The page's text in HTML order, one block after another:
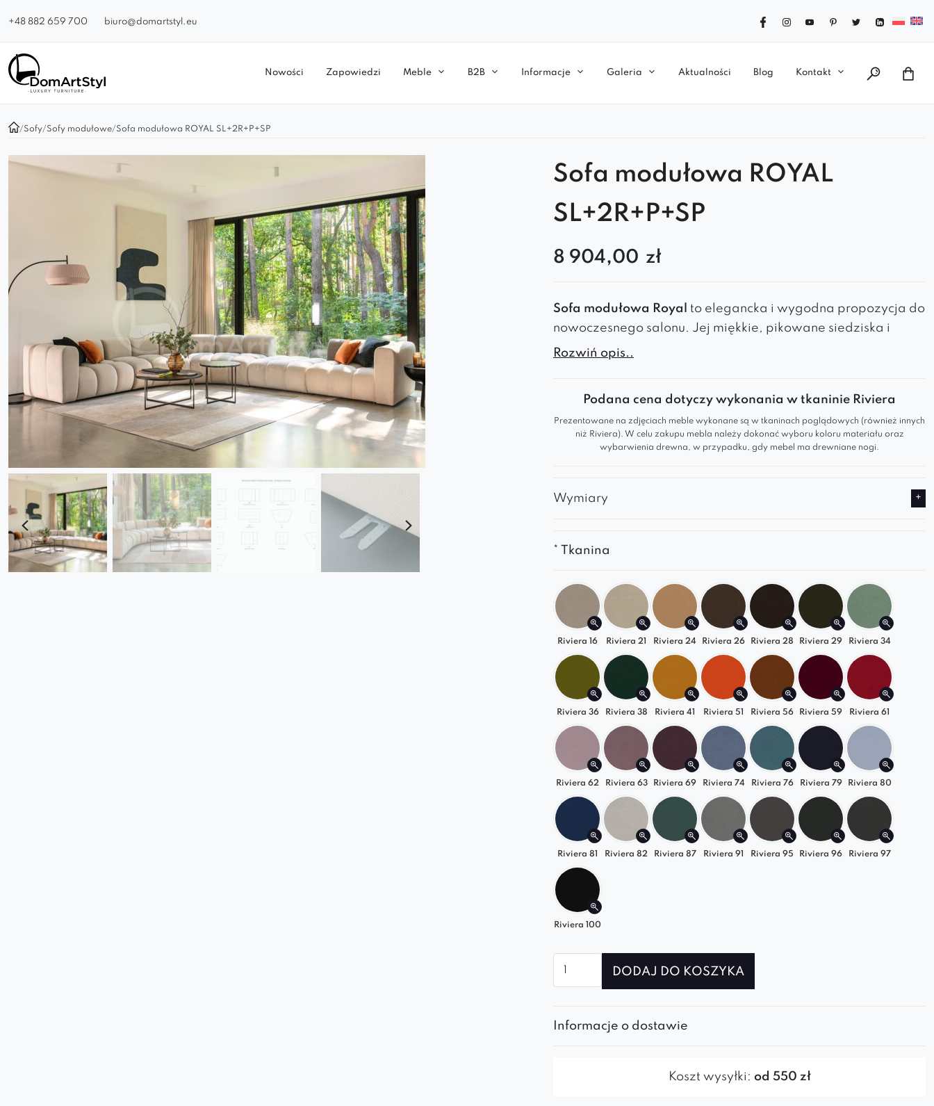
+48 882 659 700 biuro@domartstyl.eu
Nowości Zapowiedzi Meble B2B Informacje Galeria Aktualności Blog Kontakt
/Sofy/Sofy modułowe/Sofa modułowa ROYAL SL+2R+P+SP
Sofa modułowa ROYAL
SL+2R+P+SP
8 904,00 zł
Sofa modułowa Royal
to elegancka i wygodna propozycja do
nowoczesnego salonu. Jej miękkie, pikowane siedziska i
modułowa konstrukcja pozwalają tworzyć układy idealnie
Kluczowe cechy:
Tapicerka premium
życia i przestrzeni.
Rozwiń opis..
Podana cena dotyczy wykonania w tkaninie Riviera
Prezentowane na zdjęciach meble wykonane są w tkaninach poglądowych (również innych
niż Riviera). W celu zakupu mebla należy dokonać wyboru koloru materiału oraz
wybarwienia drewna, w przypadku, gdy mebel ma drewniane nogi.
Wymiary
* Tkanina
Riviera 16 Riviera 21 Riviera 24 Riviera 26 Riviera 28 Riviera 29 Riviera 34
Riviera 36 Riviera 38 Riviera 41 Riviera 51 Riviera 56 Riviera 59 Riviera 61
Riviera 62 Riviera 63 Riviera 69 Riviera 74 Riviera 76 Riviera 79 Riviera 80
Riviera 81 Riviera 82 Riviera 87 Riviera 91 Riviera 95 Riviera 96 Riviera 97
Riviera 100
Sofa
SL+2R+P+SP
DODAJ DO KOSZYKA
Informacje o dostawie
Koszt wysyłki: od 550 zł